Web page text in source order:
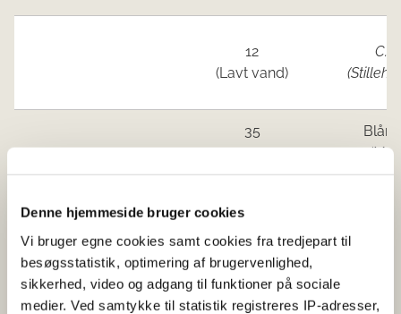
Denne hjemmeside bruger cookies
Vi bruger egne cookies samt cookies fra tredjepart til
besøgsstatistik, optimering af brugervenlighed,
sikkerhed, video og adgang til funktioner på sociale
medier. Ved samtykke til statistik registreres IP-adresser,
12
(Lavt vand)
C.
35
(M.
og Mariager
Fjord
Kattegat Nord Ingen åbne områder